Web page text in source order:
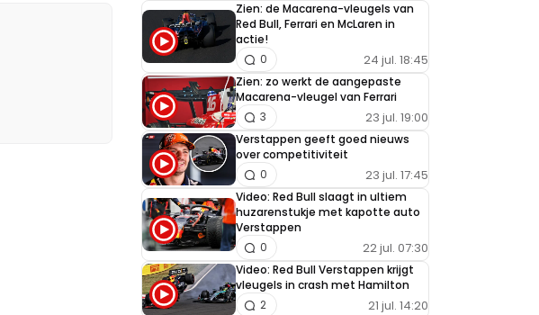
Zien: de Macarena-vleugels van
Red Bull, Ferrari en McLaren in
actie!
24 jul. 18:45
0
Zien: zo werkt de aangepaste
Macarena-vleugel van Ferrari
23 jul. 19:00
3
Verstappen geeft goed nieuws
over competitiviteit
23 jul. 17:45
0
Video: Red Bull slaagt in ultiem
huzarenstukje met kapotte auto
Verstappen
22 jul. 07:30
0
Video: Red Bull Verstappen krijgt
vleugels in crash met Hamilton
21 jul. 14:20
2